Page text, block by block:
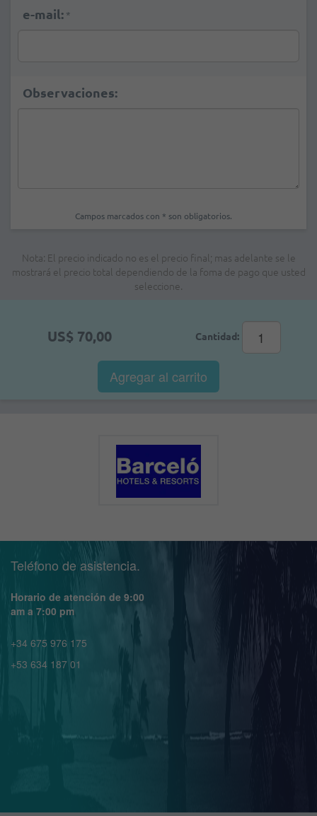
e-mail: *
Observaciones:
Campos marcados con * son obligatorios.
Nota: El precio indicado no es el precio final; mas adelante se le
mostrará el precio total dependiendo de la foma de pago que usted
seleccione.
US$ 70,00 Cantidad:
Agregar al carrito
Teléfono de asistencia.
Horario de atención de 9:00
am a 7:00 pm
+34 675 976 175
+53 634 187 01